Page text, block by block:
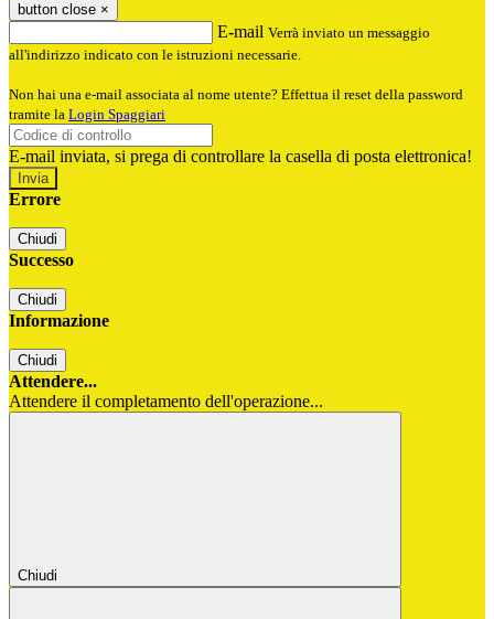
button close ×
E-mail Verrà inviato un messaggio
all'indirizzo indicato con le istruzioni necessarie.
Non hai una e-mail associata al nome utente? Effettua il reset della password
tramite la Login Spaggiari
E-mail inviata, si prega di controllare la casella di posta elettronica!
Errore
Chiudi
Successo
Chiudi
Informazione
Chiudi
Attendere...
Attendere il completamento dell'operazione...
Chiudi